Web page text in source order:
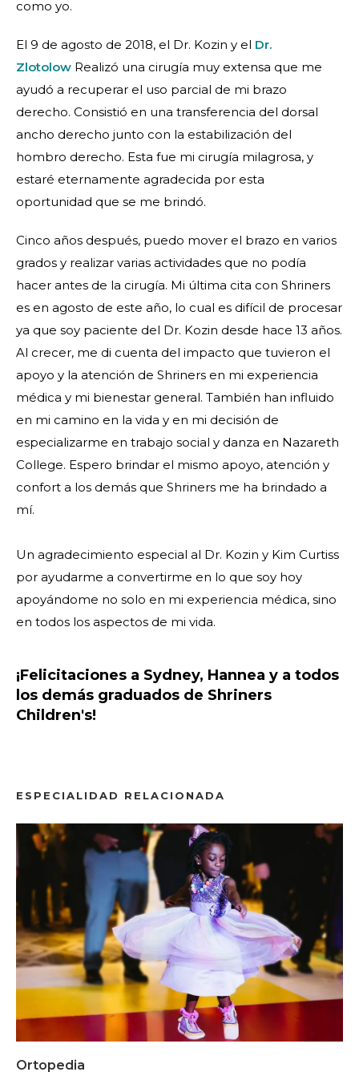
como yo.
El 9 de agosto de 2018, el Dr. Kozin y el Dr.
Zlotolow Realizó una cirugía muy extensa que me
ayudó a recuperar el uso parcial de mi brazo
derecho. Consistió en una transferencia del dorsal
ancho derecho junto con la estabilización del
hombro derecho. Esta fue mi cirugía milagrosa, y
estaré eternamente agradecida por esta
oportunidad que se me brindó.
Cinco años después, puedo mover el brazo en varios
grados y realizar varias actividades que no podía
hacer antes de la cirugía. Mi última cita con Shriners
es en agosto de este año, lo cual es difícil de procesar
ya que soy paciente del Dr. Kozin desde hace 13 años.
Al crecer, me di cuenta del impacto que tuvieron el
apoyo y la atención de Shriners en mi experiencia
médica y mi bienestar general. También han influido
en mi camino en la vida y en mi decisión de
especializarme en trabajo social y danza en Nazareth
College. Espero brindar el mismo apoyo, atención y
confort a los demás que Shriners me ha brindado a
mí.
Un agradecimiento especial al Dr. Kozin y Kim Curtiss
por ayudarme a convertirme en lo que soy hoy
apoyándome no solo en mi experiencia médica, sino
en todos los aspectos de mi vida.
¡Felicitaciones a Sydney, Hannea y a todos
los demás graduados de Shriners
Children's!
ESPECIALIDAD RELACIONADA
Ortopedia